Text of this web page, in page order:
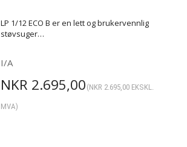
LP 1/12 ECO B er en lett og brukervennlig
støvsuger…
I/A
NKR 2.695,00 (NKR 2.695,00EKSKL.
MVA)